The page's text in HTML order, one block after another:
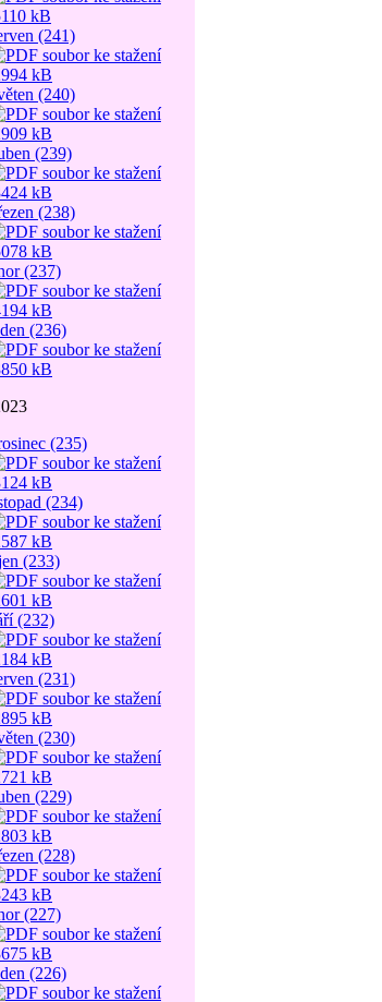
kB
(241)
kB
(240)
kB
(239)
kB
(238)
kB
(237)
kB
(236)
kB
(235)
kB
(234)
kB
(233)
kB
(232)
kB
(231)
kB
(230)
kB
(229)
kB
(228)
kB
(227)
kB
(226)